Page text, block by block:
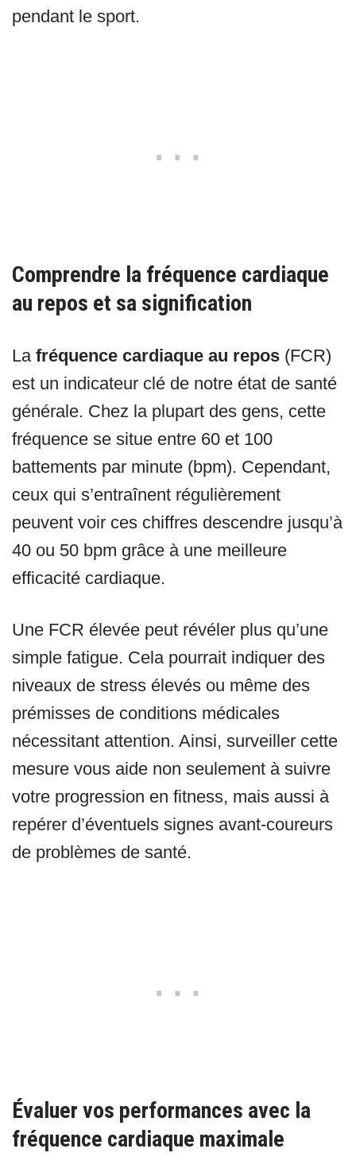
pendant le sport.
Comprendre la fréquence cardiaque
au repos et sa signification
La fréquence cardiaque au repos (FCR)
est un indicateur clé de notre état de santé
générale. Chez la plupart des gens, cette
fréquence se situe entre 60 et 100
battements par minute (bpm). Cependant,
ceux qui s’entraînent régulièrement
peuvent voir ces chiffres descendre jusqu’à
40 ou 50 bpm grâce à une meilleure
efficacité cardiaque.
Une FCR élevée peut révéler plus qu’une
simple fatigue. Cela pourrait indiquer des
niveaux de stress élevés ou même des
prémisses de conditions médicales
nécessitant attention. Ainsi, surveiller cette
mesure vous aide non seulement à suivre
votre progression en fitness, mais aussi à
repérer d’éventuels signes avant-coureurs
de problèmes de santé.
Évaluer vos performances avec la
fréquence cardiaque maximale